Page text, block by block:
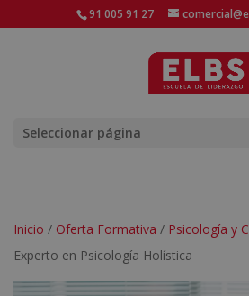
91 005 91 27
Seleccionar página
Inicio / Oferta Formativa / Psicología y
Experto en Psicología Holística